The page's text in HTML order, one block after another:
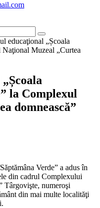
la Complexul
domnească”
Verde” a adus în
din cadrul Complexului
Târgovişte, numeroşi
din mai multe localităţi